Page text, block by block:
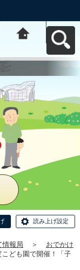
読み上げ設定
情報局 ＞
おでかけ
ども園で開催！「子